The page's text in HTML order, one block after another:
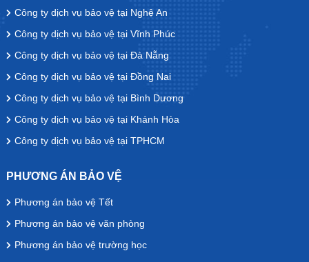
Công ty dịch vụ bảo vệ tại Nghệ An
Công ty dịch vụ bảo vệ tại Vĩnh Phúc
Công ty dịch vụ bảo vệ tại Đà Nẵng
Công ty dịch vụ bảo vệ tại Đồng Nai
Công ty dịch vụ bảo vệ tại Bình Dương
Công ty dịch vụ bảo vệ tại Khánh Hòa
Công ty dịch vụ bảo vệ tại TPHCM
PHƯƠNG ÁN BẢO VỆ
Phương án bảo vệ Tết
Phương án bảo vệ văn phòng
Phương án bảo vệ trường học